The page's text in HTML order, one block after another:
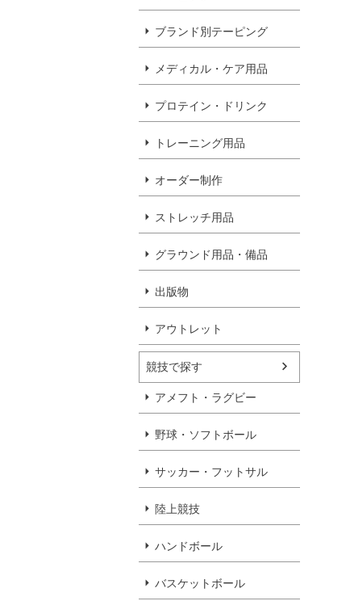
ブランド別テーピング
メディカル・ケア用品
プロテイン・ドリンク
トレーニング用品
オーダー制作
ストレッチ用品
グラウンド用品・備品
出版物
アウトレット
競技で探す
アメフト・ラグビー
野球・ソフトボール
サッカー・フットサル
陸上競技
ハンドボール
バスケットボール